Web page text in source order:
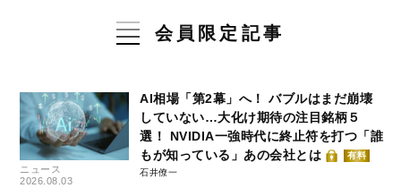
会員限定記事
ニュース
2026.08.03
AI相場「第2幕」へ！ バブルはまだ崩壊
していない…大化け期待の注目銘柄５
選！ NVIDIA一強時代に終止符を打つ「誰
もが知っている」あの会社とは
有料
石井僚一